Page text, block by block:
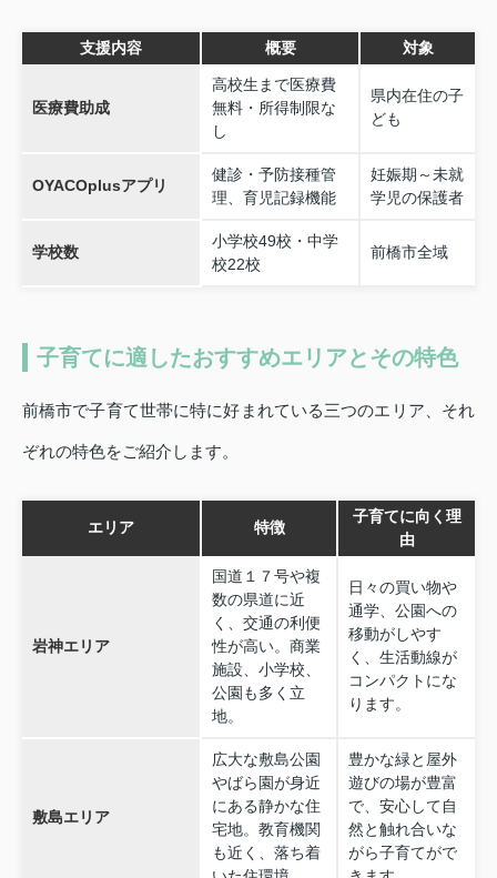
支援内容 概要 対象
医療費助成
高校生まで医療費
無料・所得制限な
し
県内在住の子
ども
OYACOplusアプリ
健診・予防接種管
理、育児記録機能
妊娠期～未就
学児の保護者
学校数
小学校49校・中学
校22校
前橋市全域
子育てに適したおすすめエリアとその特色
前橋市で子育て世帯に特に好まれている三つのエリア、それ
ぞれの特色をご紹介します。
エリア 特徴
子育てに向く理
由
岩神エリア
国道１７号や複
数の県道に近
く、交通の利便
性が高い。商業
施設、小学校、
公園も多く立
地。
日々の買い物や
通学、公園への
移動がしやす
く、生活動線が
コンパクトにな
ります。
敷島エリア
広大な敷島公園
やばら園が身近
にある静かな住
宅地。教育機関
も近く、落ち着
豊かな緑と屋外
遊びの場が豊富
で、安心して自
然と触れ合いな
がら子育てがで